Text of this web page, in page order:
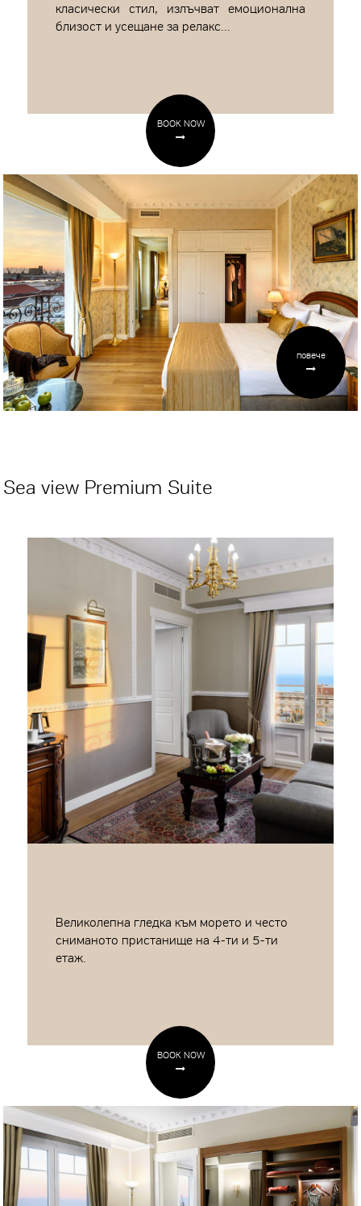
класически стил, излъчват емоционална
близост и усещане за релакс...
BOOK NOW
повече
Sea view Premium Suite
Великолепна гледка към морето и често
сниманото пристанище на 4-ти и 5-ти
етаж.
BOOK NOW